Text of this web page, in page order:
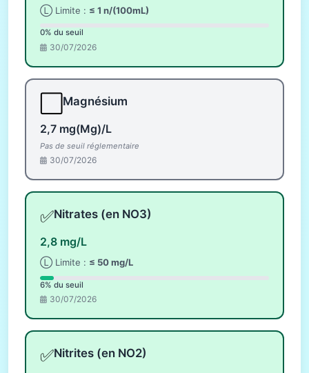
Ⓛ Limite : ≤ 1 n/(100mL)
0% du seuil
30/07/2026
Magnésium
2,7 mg(Mg)/L
Pas de seuil réglementaire
30/07/2026
✅Nitrates (en NO3)
2,8 mg/L
Ⓛ Limite : ≤ 50 mg/L
6% du seuil
30/07/2026
✅Nitrites (en NO2)